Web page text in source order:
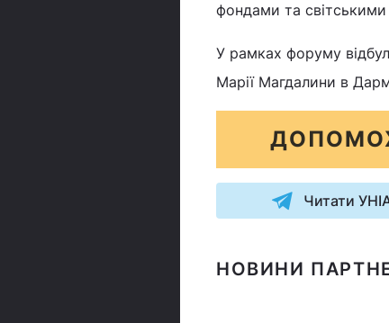
фондами та світськими
У рамках форуму
Марії Магдалини в
Читати
НОВИНИ